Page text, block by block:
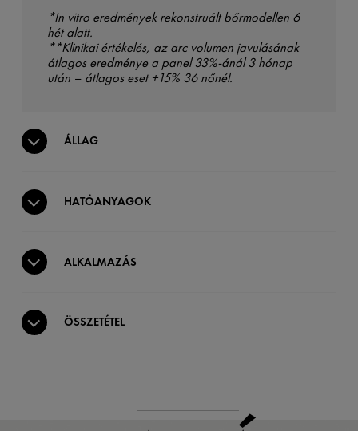
*In vitro eredmények rekonstruált bőrmodellen 6
hét alatt.
**Klinikai értékelés, az arc volumen javulásának
átlagos eredménye a panel 33%-ánál 3 hónap
után – átlagos eset +15% 36 nőnél.
ÁLLAG
HATÓANYAGOK
ALKALMAZÁS
ÖSSZETÉTEL